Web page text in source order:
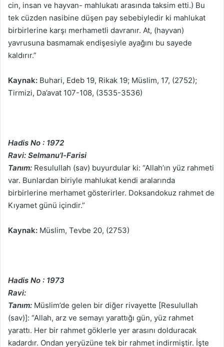
cin, insan ve hayvan- mahlukatı arasında taksim etti.) Bu
tek cüzden nasibine düşen pay sebebiyledir ki mahlukat
birbirlerine karşı merhametli davranır. At, (hayvan)
yavrusuna basmamak endişesiyle ayağını bu sayede
kaldırır.”
Kaynak: Buhari, Edeb 19, Rikak 19; Müslim, 17, (2752);
Tirmizi, Da’avat 107-108, (3535-3536)
Hadis No : 1972
Ravi: Selmanu’l-Farisi
Tanım: Resulullah (sav) buyurdular ki: “Allah’ın yüz rahmeti
var. Bunlardan biriyle mahlukat kendi aralarında
birbirlerine merhamet gösterirler. Doksandokuz rahmet de
Kıyamet günü içindir.”
Kaynak: Müslim, Tevbe 20, (2753)
Hadis No : 1973
Ravi:
Tanım: Müslim’de gelen bir diğer rivayette [Resulullah
(sav)]: “Allah, arz ve semayı yarattığı gün, yüz rahmet
yarattı. Her bir rahmet göklerle yer arasını dolduracak
kadardır. Ondan yeryüzüne tek bir rahmet indirmiştir. İşte